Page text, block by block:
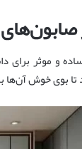
و موثر برای
تا بوی خوش